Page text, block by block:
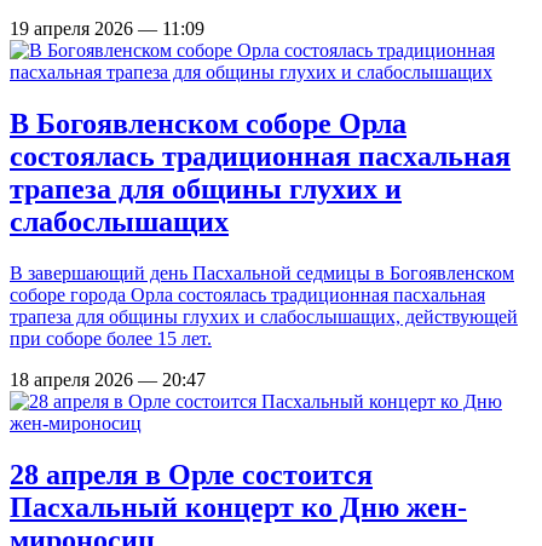
19 апреля 2026 — 11:09
В Богоявленском соборе Орла
состоялась традиционная пасхальная
трапеза для общины глухих и
слабослышащих
В завершающий день Пасхальной седмицы в Богоявленском
соборе города Орла состоялась традиционная пасхальная
трапеза для общины глухих и слабослышащих, действующей
при соборе более 15 лет.
18 апреля 2026 — 20:47
28 апреля в Орле состоится
Пасхальный концерт ко Дню жен-